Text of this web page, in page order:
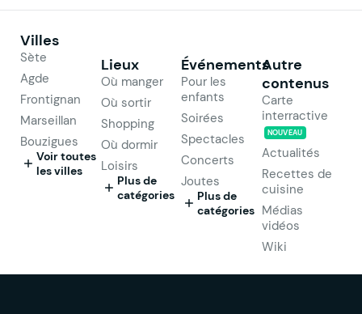
Villes
Sète
Agde
Frontignan
Marseillan
Bouzigues
Voir toutes
les villes
Lieux
Où manger
Où sortir
Shopping
Où dormir
Loisirs
Plus de
catégories
Événements
Pour les
enfants
Soirées
Spectacles
Concerts
Joutes
Plus de
catégories
Autre
contenus
Carte
interractive
NOUVEAU
Actualités
Recettes de
cuisine
Médias
vidéos
Wiki